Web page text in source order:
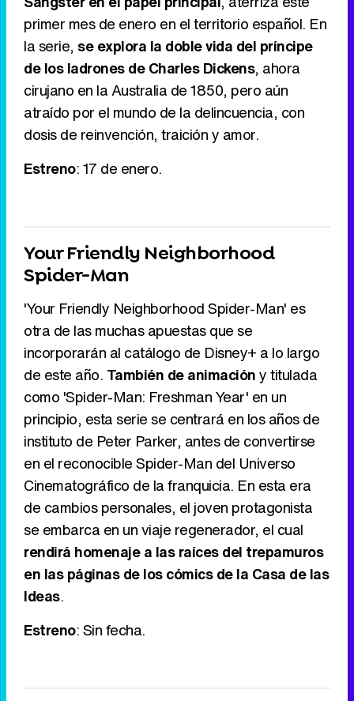
primer mes de enero en el territorio español. En
la serie, se explora la doble vida del príncipe
de los ladrones de Charles Dickens, ahora
cirujano en la Australia de 1850, pero aún
atraído por el mundo de la delincuencia, con
dosis de reinvención, traición y amor.
Estreno: 17 de enero.
Your Friendly Neighborhood
Spider-Man
'Your Friendly Neighborhood Spider-Man' es
otra de las muchas apuestas que se
incorporarán al catálogo de Disney+ a lo largo
de este año. También de animacióny titulada
como 'Spider-Man: Freshman Year' en un
principio, esta serie se centrará en los años de
instituto de Peter Parker, antes de convertirse
en el reconocible Spider-Man del Universo
Cinematográfico de la franquicia. En esta era
de cambios personales, el joven protagonista
se embarca en un viaje regenerador, el cual
rendirá homenaje a las raíces del trepamuros
en las páginas de los cómics de la Casa de las
Ideas.
Estreno: Sin fecha.